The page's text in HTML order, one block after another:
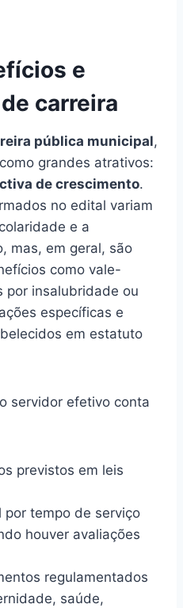
e
carreira
pública municipal,
grandes atrativos:
de crescimento.
no edital variam
e a
mas, em geral, são
como vale-
por insalubridade ou
específicas e
em estatuto
servidor efetivo conta
previstos em leis
por tempo de serviço
houver avaliações
regulamentados
saúde,